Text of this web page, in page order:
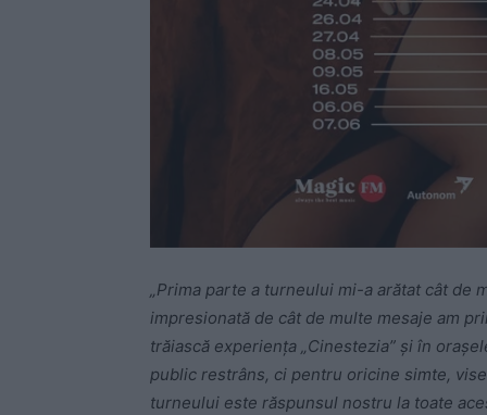
„Prima parte a turneului mi-a arătat cât de
impresionată de cât de multe mesaje am
trăiască experiența „Cinestezia” și în
public restrâns, ci pentru oricine simte,
turneului este răspunsul nostru la toate